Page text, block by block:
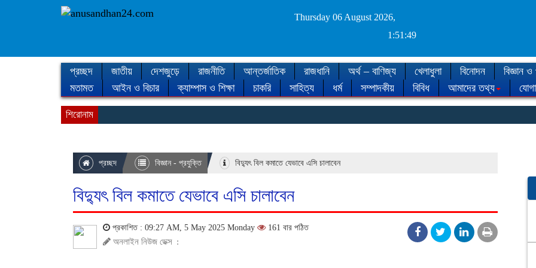
Thursday 06 August 2026,
1:51:50
প্রচ্ছদ জাতীয় দেশজুড়ে রাজনীতি আন্তর্জাতিক রাজধানি অর্থ – বাণিজ্য খেলাধুলা বিনোদন বিজ্ঞান
মতামত
আইন ও বিচার ক্যাম্পাস ও শিক্ষা চাকরি সাহিত্য ধর্ম সম্পাদকীয় বিবিধ আমাদের তথ্য
শিরোনাম
প্রচ্ছদ বিজ্ঞান - প্রযুক্তি বিদ্যুৎ বিল কমাতে যেভাবে এসি চালাবেন
বিদ্যুৎ বিল কমাতে যেভাবে এসি চালাবেন
প্রকাশিত : 09:27 AM, 5 May 2025 Monday 161 বার পঠিত
অনলাইন নিউজ ডেক্স :